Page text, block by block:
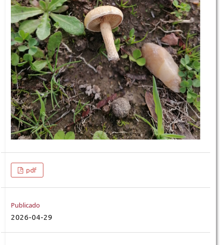
pdf
Publicado
2026-04-29